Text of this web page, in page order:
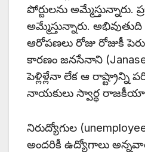
పోర్టులను అమ్మేస్తున్నారు.
అమ్మేస్తున్నారు.
ఆరోపణలు రోజు రోజుకీ
కారణం జనసేనాని
పెళ్లిళ్లేనా లేక ఆ రాష్ట్రాన్ని
నాయకులు స్వార్ధ
నిరుద్యోగుల
అందరికీ ఉద్యోగాలు